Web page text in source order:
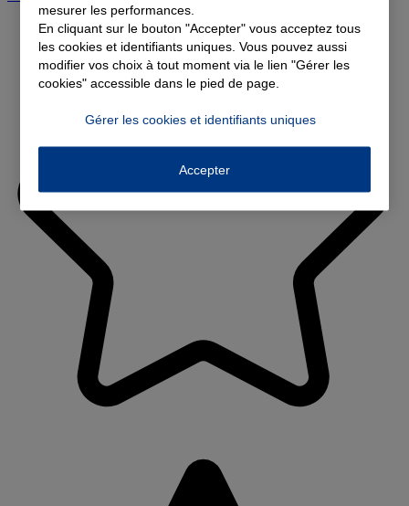
mesurer les performances.
En cliquant sur le bouton "Accepter" vous acceptez tous
les cookies et identifiants uniques. Vous pouvez aussi
modifier vos choix à tout moment via le lien "Gérer les
cookies" accessible dans le pied de page.
Gérer les cookies et identifiants uniques
Accepter